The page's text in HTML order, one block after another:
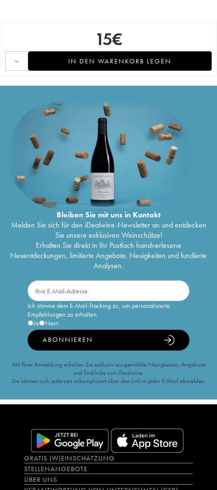
15€
IN DEN WARENKORB LEGEN
Bleiben Sie mit uns in Kontakt
Melden Sie sich für den iDealwine-Newsletter an und entdecken
Sie unsere exklusiven Weinschätze!
Erhalten Sie direkt in Ihr Postfach handverlesene
Neuentdeckungen, limitierte Angebote, Neuigkeiten und fundierte
Analysen.
Ich stimme dem E-Mail-Tracking zu, um personalisierte
Empfehlungen zu erhalten
Ja
Nein
ABONNIEREN
Mit Ihrer Anmeldung erhalten Sie exklusiv ausgewählte Neuigkeiten, Angebote
und Einblicke von iDealwine.
Sie können sich jederzeit unkompliziert über den Link in jeder E-Mail abmelden.
GRATIS (W)EINSCHÄTZUNG
STELLENANGEBOTE
ÜBER UNS